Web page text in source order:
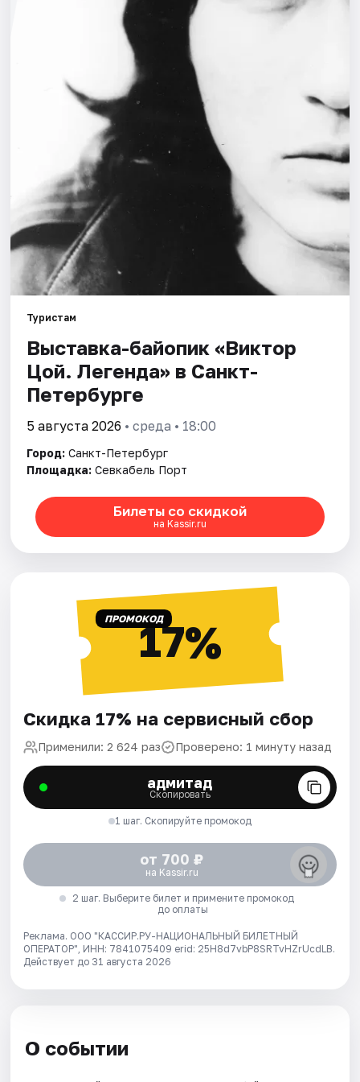
Площадки
Туристам
Выставка-байопик «Виктор
Цой. Легенда» в Санкт-
Петербурге
5 августа 2026 • среда • 18:00
Город: Санкт-Петербург
Площадка: Севкабель Порт
Билеты со скидкой
на Kassir.ru
ПРОМОКОД17%
Скидка 17% на сервисный сбор
Применили: 2 624 раз Проверено: 1 минуту назад
адмитад
Скопировать
1 шаг. Скопируйте промокод
от 700 ₽
на Kassir.ru
2 шаг. Выберите билет и примените промокод
до оплаты
Реклама. ООО "КАССИР.РУ-НАЦИОНАЛЬНЫЙ БИЛЕТНЫЙ
ОПЕРАТОР", ИНН: 7841075409 erid: 25H8d7vbP8SRTvHZrUcdLB.
Действует до 31 августа 2026
О событии